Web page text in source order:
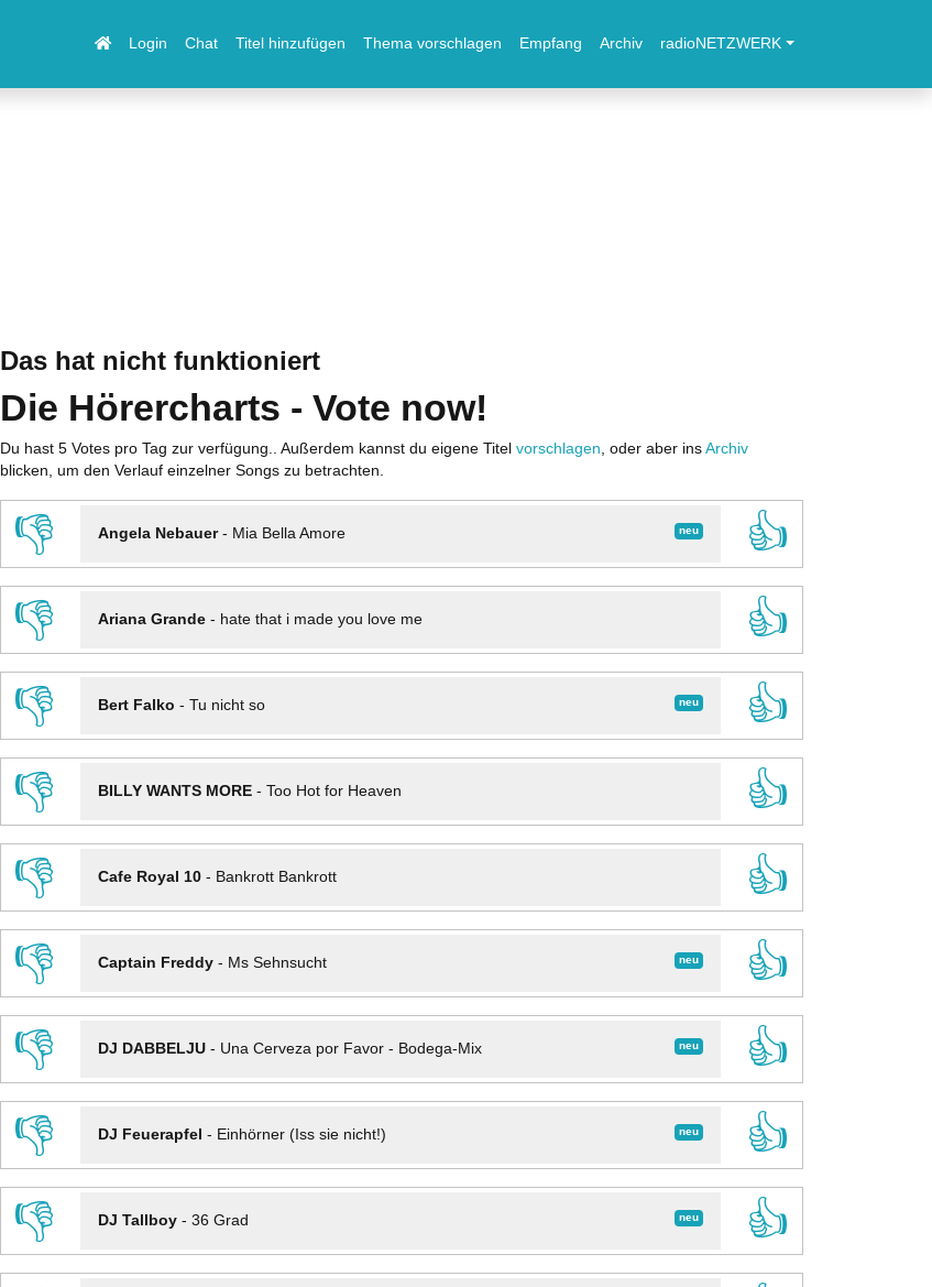
Login Chat Titel hinzufügen Thema vorschlagen Empfang Archiv radioNETZWERK
Das hat nicht funktioniert
Die Hörercharts - Vote now!
Du hast 5 Votes pro Tag zur verfügung.. Außerdem kannst du eigene Titel vorschlagen , oder aber ins Archiv
blicken, um den Verlauf einzelner Songs zu betrachten.
👎 neu
Angela Nebauer- Mia Bella Amore
👍
👎
Ariana Grande- hate that i made you love me
👍
👎
neu
Bert Falko - Tu nicht so
👍
👎
BILLY WANTS MORE- Too Hot for Heaven
👍
👎
Cafe Royal 10- Bankrott Bankrott
👍
👎
neu
Captain Freddy- Ms Sehnsucht
👍
👎
neu
DJ DABBELJU- Una Cerveza por Favor - Bodega-Mix
👍
👎
neu
DJ Feuerapfel - Einhörner (Iss sie nicht!)
👍
👎
neu
DJ Tallboy- 36 Grad
👍